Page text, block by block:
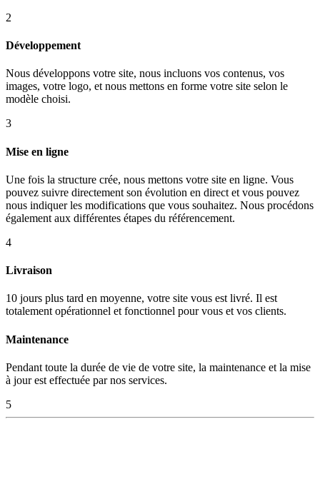
2
Développement
Nous développons votre site, nous incluons vos contenus, vos
images, votre logo, et nous mettons en forme votre site selon le
modèle choisi.
3
Mise en ligne
Une fois la structure crée, nous mettons votre site en ligne. Vous
pouvez suivre directement son évolution en direct et vous pouvez
nous indiquer les modifications que vous souhaitez. Nous procédons
également aux différentes étapes du référencement.
4
Livraison
10 jours plus tard en moyenne, votre site vous est livré. Il est
totalement opérationnel et fonctionnel pour vous et vos clients.
Maintenance
Pendant toute la durée de vie de votre site, la maintenance et la mise
à jour est effectuée par nos services.
5